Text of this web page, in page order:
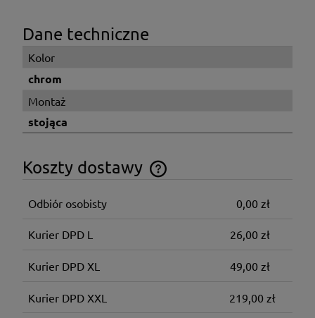
Dane techniczne
Kolor
chrom
Montaż
stojąca
Koszty dostawy
Cena nie zawiera ewentualnych kosztów płatności
Odbiór osobisty 0,00 zł
Kurier DPD L 26,00 zł
Kurier DPD XL 49,00 zł
Kurier DPD XXL 219,00 zł